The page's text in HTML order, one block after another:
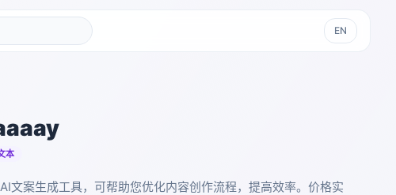
EN
本
文案生成工具，可帮助您优化内容创作流程，提高效率。价格实